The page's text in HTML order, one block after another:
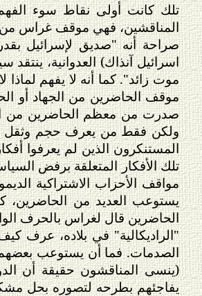
تلك كانت أولى نقاط سوء
المناقشين، فهي موقف غراس من
صراحة أنه "صديق لإسرائيل
اسرائيل آنذاك) العدوانية،
موت زائد". كما أنه لا يفهم لماذا
موقف الحاضرين من الجهاد أو
صدرت من معظم الحاضرين من
ولكن فقط من يعرف حجم وثقل
المستنكرون الذين لم يعرفوا
تلك الأفكار المتعلقة برفض
مواقف الأحزاب الاشتراكية
يستوعب العديد من
الحاضرين قال لغراس بالحرف
"الراديكالية" في بلاده، عرف
الصدمات. فما أن يستوعب بعضهم
(ينسى المناقشون حقيقة أن
يفاجئهم بطرحه لتصوره بحل